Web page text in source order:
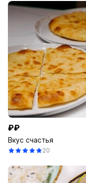
₽₽
Вкус счастья
20